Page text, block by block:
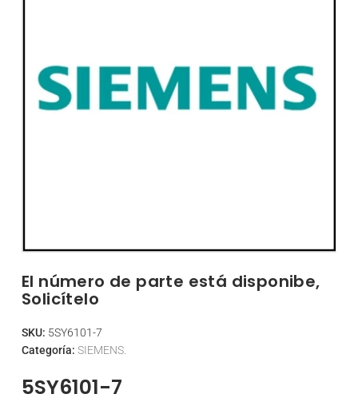
El número de parte está disponibe,
Solicítelo
SKU: 5SY6101-7
Categoría: SIEMENS.
5SY6101-7